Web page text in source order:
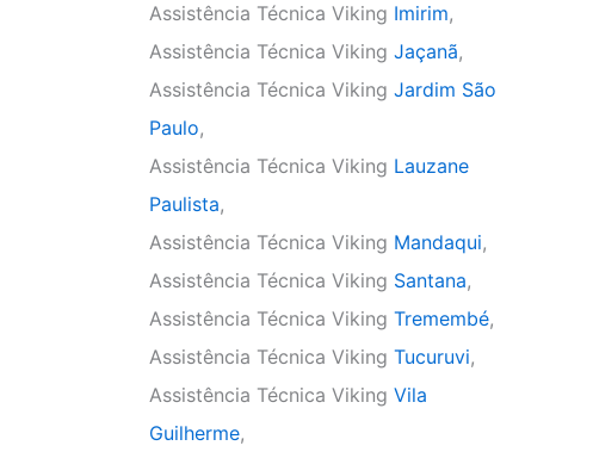
Assistência Técnica Viking Imirim,
Assistência Técnica Viking Jaçanã,
Assistência Técnica Viking Jardim São
Paulo,
Assistência Técnica Viking Lauzane
Paulista,
Assistência Técnica Viking Mandaqui,
Assistência Técnica Viking Santana,
Assistência Técnica Viking Tremembé,
Assistência Técnica Viking Tucuruvi,
Assistência Técnica Viking Vila
Guilherme,